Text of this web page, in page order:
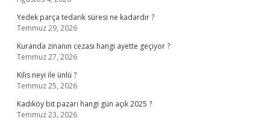
Yedek parça tedarik süresi ne kadardır ?
Temmuz 29, 2026
Kuranda zinanın cezası hangi ayette geçiyor ?
Temmuz 27, 2026
Kilis neyi ile ünlü ?
Temmuz 25, 2026
Kadıköy bit pazarı hangi gün açık 2025 ?
Temmuz 23, 2026